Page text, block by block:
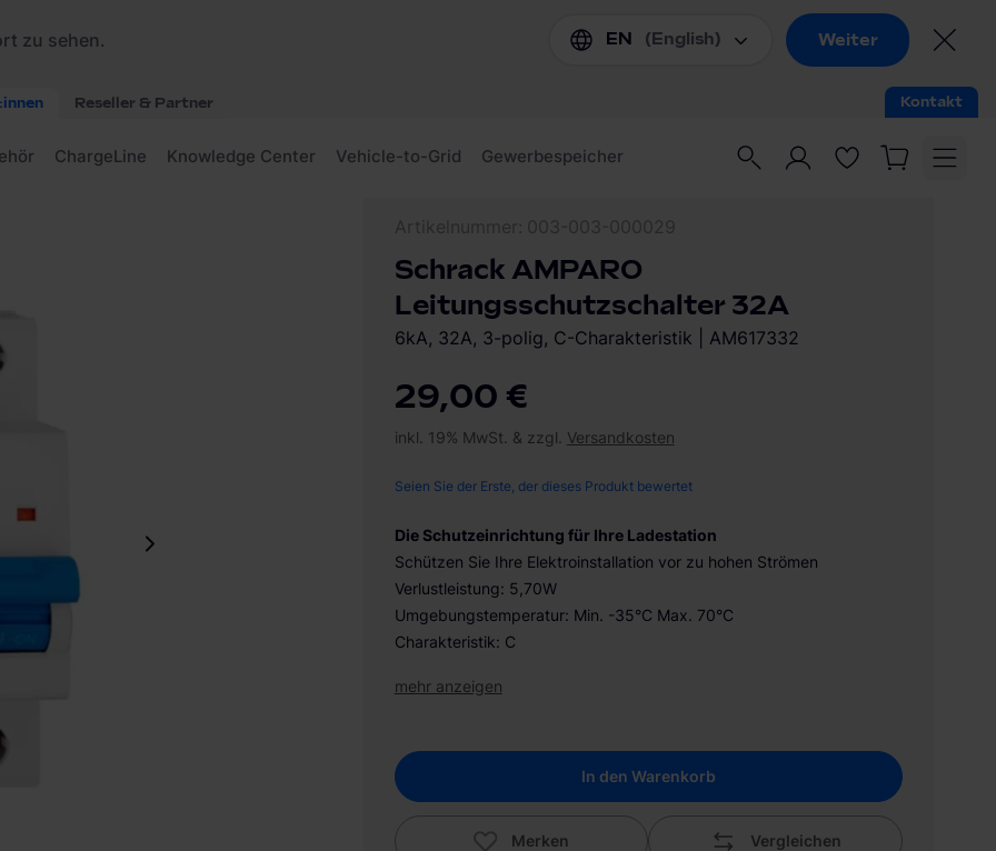
32A
29,00 €
inkl. 19% MwSt. & zzgl. Versandkosten
Seien Sie der Erste, der dieses Produkt bewertet
Die Schutzeinrichtung für Ihre Ladestation
Schützen Sie Ihre Elektroinstallation vor zu hohen Strömen
Verlustleistung: 5,70W
Umgebungstemperatur: Min. -35°C Max. 70°C
Charakteristik: C
mehr anzeigen
In den Warenkorb
Merken Vergleichen
Schrack AMPARO
Leitungsschutzschalter 32A
6kA, 32A, 3-polig, C-Charakteristik | AM617332